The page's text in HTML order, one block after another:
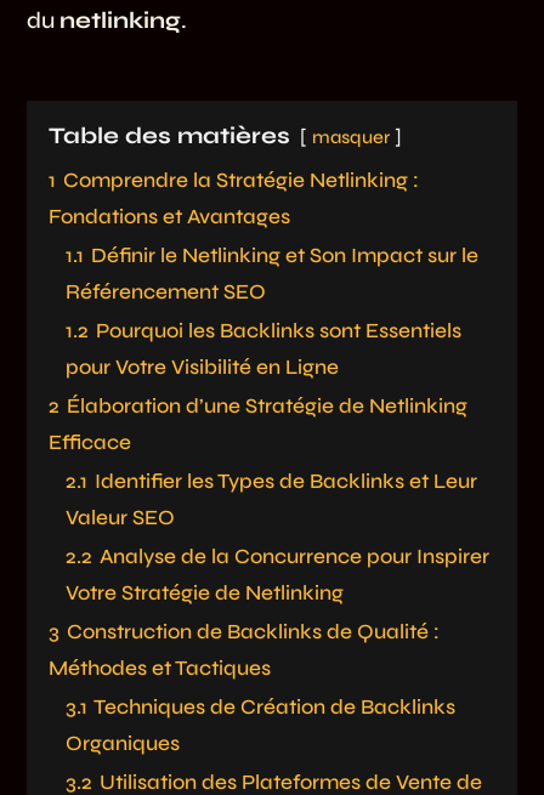
du netlinking.
Table des matières masquer
1 Comprendre la Stratégie Netlinking :
Fondations et Avantages
1.1 Définir le Netlinking et Son Impact sur le
Référencement SEO
1.2 Pourquoi les Backlinks sont Essentiels
pour Votre Visibilité en Ligne
2 Élaboration d’une Stratégie de Netlinking
Efficace
2.1 Identifier les Types de Backlinks et Leur
Valeur SEO
2.2 Analyse de la Concurrence pour Inspirer
Votre Stratégie de Netlinking
3 Construction de Backlinks de Qualité :
Méthodes et Tactiques
3.1 Techniques de Création de Backlinks
Organiques
3.2 Utilisation des Plateformes de Vente de